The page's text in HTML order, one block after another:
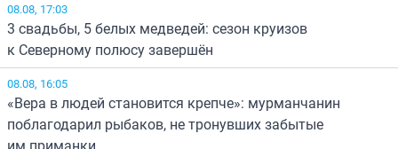
08.08, 17:03
3 свадьбы, 5 белых медведей: сезон круизов
к Северному полюсу завершён
08.08, 16:05
«Вера в людей становится крепче»: мурманчанин
поблагодарил рыбаков, не тронувших забытые